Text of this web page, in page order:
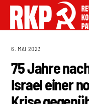
6. MAI 2023
75 Jahre
Israel einer